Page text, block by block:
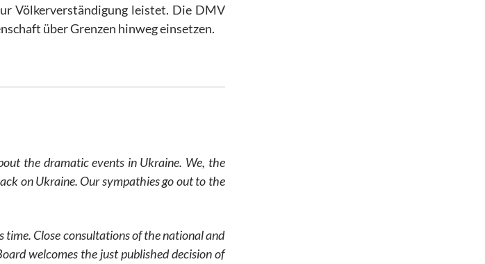
Völkerverständigung leistet. Die DMV
über Grenzen hinweg einsetzen.
the dramatic events in Ukraine. We, the
on Ukraine. Our sympathies go out to the
Close consultations of the national and
welcomes the just published decision of